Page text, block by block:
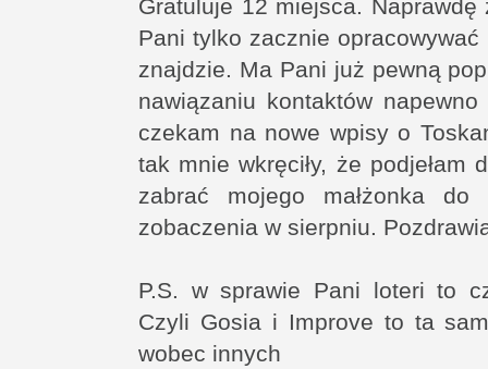
Gratuluje 12 miejsca.
Pani tylko zacznie
znajdzie. Ma Pani już pewną
nawiązaniu kontaktów
czekam na nowe wpisy o
tak mnie wkręciły, że
zabrać mojego małżonka
zobaczenia w sierpniu.
P.S. w sprawie Pani loteri to
Czyli Gosia i Improve to ta
wobec innych